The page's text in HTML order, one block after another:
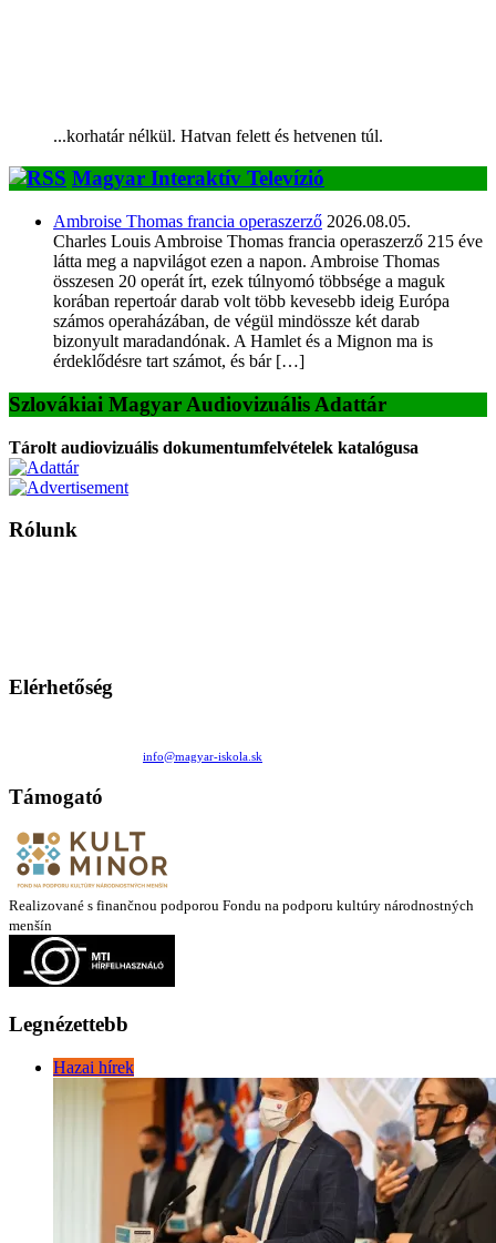
...korhatár nélkül. Hatvan felett és hetvenen túl.
Magyar Interaktív Televízió
Ambroise Thomas francia operaszerző 2026.08.05.
Charles Louis Ambroise Thomas francia operaszerző 215 éve
látta meg a napvilágot ezen a napon. Ambroise Thomas
összesen 20 operát írt, ezek túlnyomó többsége a maguk
korában repertoár darab volt több kevesebb ideig Európa
számos operaházában, de végül mindössze két darab
bizonyult maradandónak. A Hamlet és a Mignon ma is
érdeklődésre tart számot, és bár […]
Szlovákiai Magyar Audiovizuális Adattár
Tárolt audiovizuális dokumentumfelvételek katalógusa
Rólunk
Elérhetőség
info@magyar-iskola.sk
Támogató
Realizované s finančnou podporou Fondu na podporu kultúry národnostných
menšín
Legnézettebb
Hazai hírek